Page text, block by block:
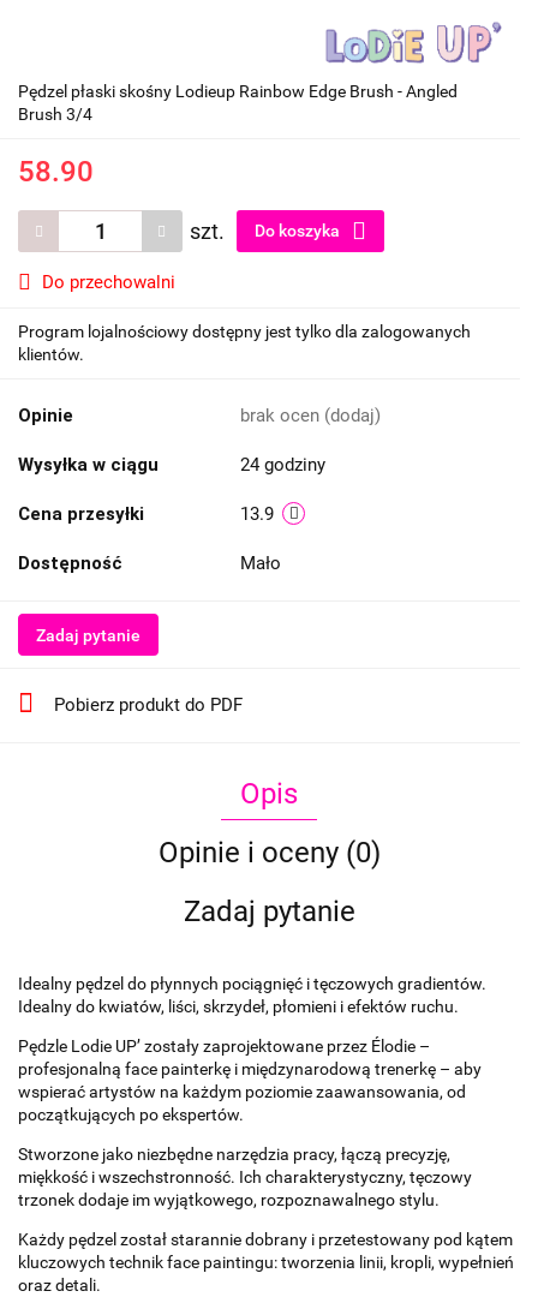
Pędzel płaski skośny Lodieup Rainbow Edge Brush - Angled
Brush 3/4
58.90
szt. Do koszyka
Do przechowalni
Program lojalnościowy dostępny jest tylko dla zalogowanych
klientów.
Opinie brak ocen (dodaj)
Wysyłka w ciągu 24 godziny
Cena przesyłki 13.9
Dostępność Mało
Zadaj pytanie
Pobierz produkt do PDF
Opis
Opinie i oceny (0)
Zadaj pytanie
Idealny pędzel do płynnych pociągnięć i tęczowych gradientów.
Idealny do kwiatów, liści, skrzydeł, płomieni i efektów ruchu.
Pędzle Lodie UP’ zostały zaprojektowane przez Élodie –
profesjonalną face painterkę i międzynarodową trenerkę – aby
wspierać artystów na każdym poziomie zaawansowania, od
początkujących po ekspertów.
Stworzone jako niezbędne narzędzia pracy, łączą precyzję,
miękkość i wszechstronność. Ich charakterystyczny, tęczowy
trzonek dodaje im wyjątkowego, rozpoznawalnego stylu.
Każdy pędzel został starannie dobrany i przetestowany pod kątem
kluczowych technik face paintingu: tworzenia linii, kropli, wypełnień
oraz detali.